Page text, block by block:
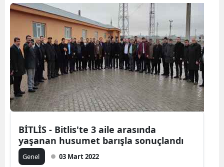
Balıkesir
Bilecik
Bingöl
Bitlis
Bolu
BİTLİS - Bitlis'te 3 aile arasında
yaşanan husumet barışla sonuçlandı
Genel 03 Mart 2022